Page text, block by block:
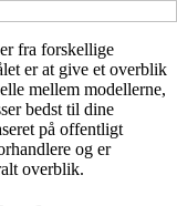
fra forskellige
er at give et overblik
mellem modellerne,
bedst til dine
på offentligt
og er
overblik.